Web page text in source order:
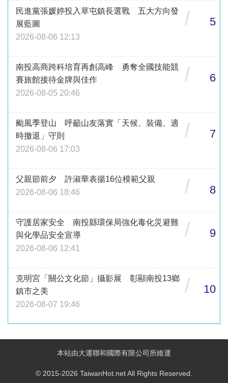
民進黨張媛婷投入草屯鎮長選戰 五大方向發
展藍圖
2026-08-06 12:13
/ 5
南投高商跨科培育再創高峰 勇奪全國技能競
賽旅館接待金牌與佳作
2026-08-05 20:46
/ 6
颱風季登山 呼籲山友落實「天候、裝備、適
時撤退」守則
2026-08-06 17:03
/ 7
父親節前夕 許淑華表揚16位模範父親
2026-08-06 18:46
/ 8
守護居家安全 南投縣環保局強化毒化災避難
與化學品安全宣導
2026-08-06 12:41
/ 9
克明宮「關公文化節」攝影展 彰顯南投13鄉
鎮市之美
2026-08-07 19:46
/ 10
本站由大運聯和國際有限公司所維運
© 2015-2026 TaiwanHot.net All Rights Reserved.